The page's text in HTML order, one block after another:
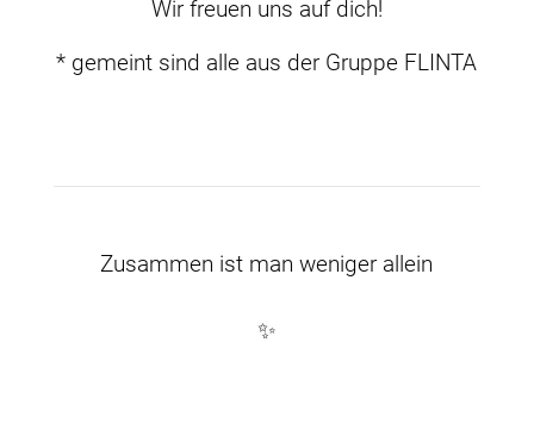
Wir freuen uns auf dich!
* gemeint sind alle aus der Gruppe FLINTA
Zusammen ist man weniger allein
✨